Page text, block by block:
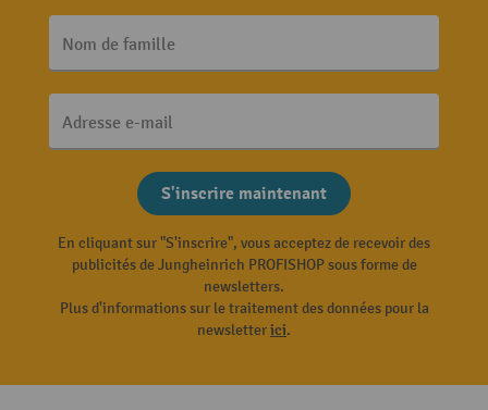
Nom de famille
Adresse e-mail
S'inscrire maintenant
En cliquant sur "S'inscrire", vous acceptez de recevoir des
publicités de Jungheinrich PROFISHOP sous forme de
newsletters.
Plus d'informations sur le traitement des données pour la
newsletterici.